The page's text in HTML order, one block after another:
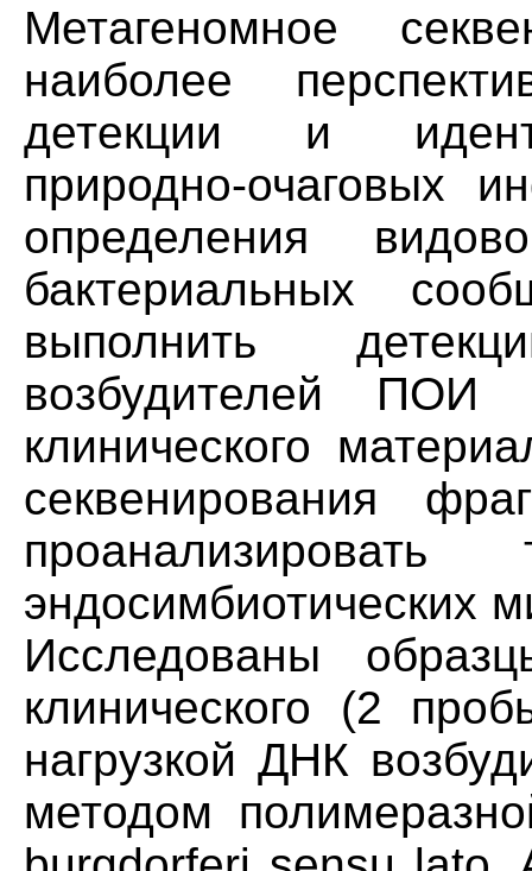
Метагеномное
наиболее
детекции и
природно-очаговых
определения
бактериальных
выполнить
возбудителей
клинического
секвенирования
проанализировать
эндосимбиотических
Исследованы
клинического (2
нагрузкой ДНК
методом